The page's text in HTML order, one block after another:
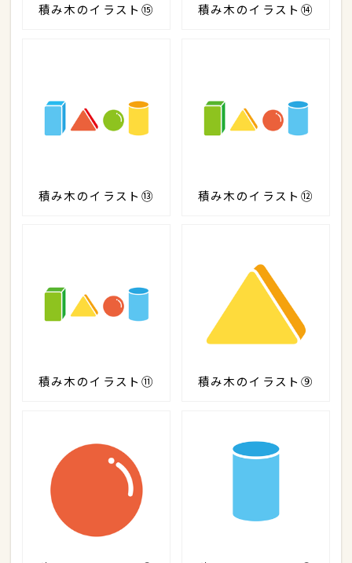
積み木のイラスト⑮ 積み木のイラスト⑭
積み木のイラスト⑬ 積み木のイラスト⑫
積み木のイラスト⑪ 積み木のイラスト⑨